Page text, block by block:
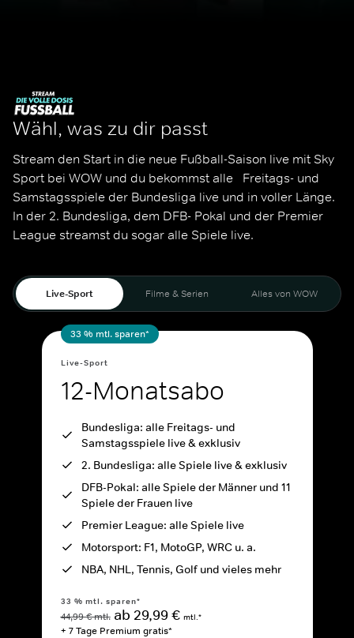
Wähl, was zu dir passt
Stream den Start in die neue Fußball-Saison live mit Sky
Sport bei WOW und du bekommst alle   Freitags- und
Samstagsspiele der Bundesliga live und in voller Länge.
In der 2. Bundesliga, dem DFB- Pokal und der Premier
League streamst du sogar alle Spiele live.
Live-Sport Filme & Serien Alles von WOW
33 % mtl. sparen*
Live-Sport
12-Monatsabo
Bundesliga: alle Freitags- und
Samstagsspiele live & exklusiv
2. Bundesliga: alle Spiele live & exklusiv
DFB-Pokal: alle Spiele der Männer und 11
Spiele der Frauen live
Premier League: alle Spiele live
Motorsport: F1, MotoGP, WRC u. a.
NBA, NHL, Tennis, Golf und vieles mehr
33 % mtl. sparen*
44,99 € mtl. ab 29,99 € mtl.*
+ 7 Tage Premium gratis*